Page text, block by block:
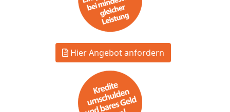
Hier Angebot anfordern